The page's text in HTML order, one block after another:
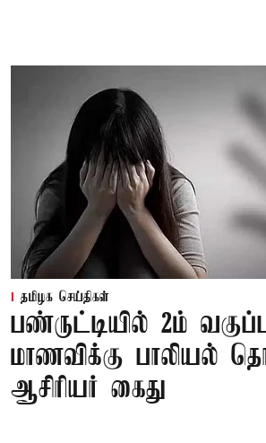
தமிழக செய்திகள்
பண்ருட்டியில் 2ம்
மாணவிக்கு பாலியல்
ஆசிரியர் கைது